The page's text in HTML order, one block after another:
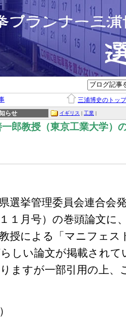
三浦博史のトップ
らせ
イギリス | 工業 |
一郎教授（東京工業大学）
選挙管理委員会連合会
１月号）の巻頭論文に
授による「マニフェス
しい論文が掲載され
ますが一部引用の上、